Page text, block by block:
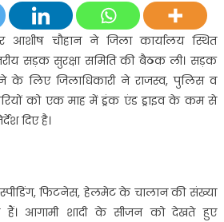
आशीष
चौहान
ने
जिला
कार्यालय
स्थित
स्तरीय
सड़क
आशीष चौहान ने जिला कार्यालय स्थित
सड़क सुरक्षा समिति की बैठक ली। सड़क
के लिए जिलाधिकारी ने राजस्व, पुलिस व
को एक माह में ड्रंक एंड ड्राइव के कम से
दिए है।
फिटनेस, हेलमेट के चालान की संख्या
हैं। आगामी शादी के सीजन को देखते हुए